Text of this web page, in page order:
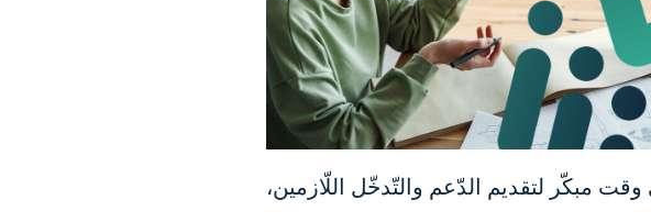
مبكّر لتقديم الدّعم والتّدخّل اللّازمين،